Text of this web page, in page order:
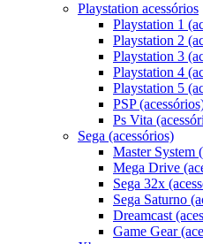
Playstation acessórios
Playstation 1
Playstation 2
Playstation 3
Playstation 4
Playstation 5
PSP
Ps Vita
Sega (acessórios)
Master System
Mega Drive
Sega 32x
Sega Saturno
Dreamcast
Game Gear